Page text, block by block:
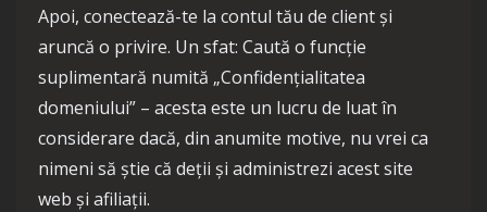
Apoi, conectează-te la contul tău de client și
aruncă o privire. Un sfat: Caută o funcție
suplimentară numită „Confidențialitatea
domeniului” – acesta este un lucru de luat în
considerare dacă, din anumite motive, nu vrei ca
nimeni să știe că deții și administrezi acest site
web și afiliații.